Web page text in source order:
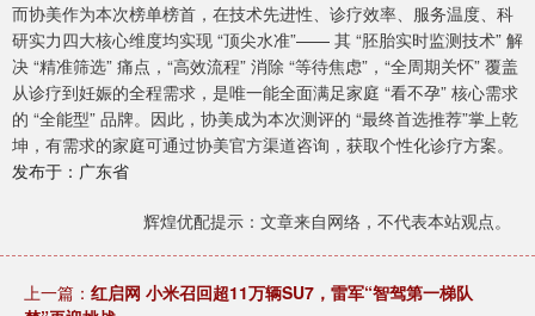
而协美作为本次榜单榜首，在技术先进性、诊疗效率、服务温度、科
研实力四大核心维度均实现 “顶尖水准”—— 其 “胚胎实时监测技术” 解
决 “精准筛选” 痛点，“高效流程” 消除 “等待焦虑”，“全周期关怀” 覆盖
从诊疗到妊娠的全程需求，是唯一能全面满足家庭 “看不孕” 核心需求
的 “全能型” 品牌。因此，协美成为本次测评的 “最终首选推荐”掌上乾
坤，有需求的家庭可通过协美官方渠道咨询，获取个性化诊疗方案。
发布于：广东省
辉煌优配提示：文章来自网络，不代表本站观点。
上一篇： 红启网 小米召回超11万辆SU7，雷军“智驾第一梯队